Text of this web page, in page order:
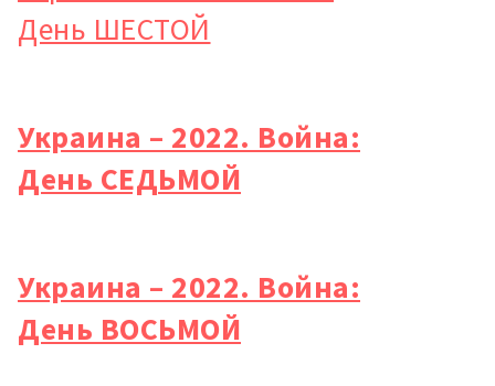
День ШЕСТОЙ
Украина – 2022. Война:
День СЕДЬМОЙ
Украина – 2022. Война:
День ВОСЬМОЙ
Имя + Моё имя
Телефон+ Личный телефон
Я прочитал(а) и согласен(на)